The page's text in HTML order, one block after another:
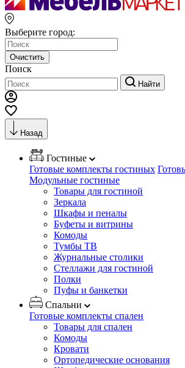
Выберите город:
Очистить
Поиск
Найти
Назад
Гостиные
Готовые комплекты гостиных
Модульные гостиные
Товары для гостиной
Зеркала
Шкафы и пеналы
Буфеты и витрины
Комоды
Тумбы ТВ
Журнальные столики
Стеллажи для гостиной
Полки
Пуфы и банкетки
Спальни
Готовые комплекты спален
Товары для спален
Комоды
Кровати
Ортопедические основания